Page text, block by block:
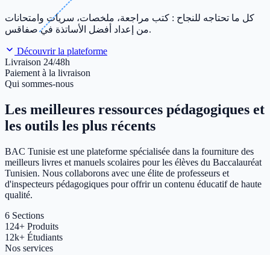
كل ما تحتاجه للنجاح : كتب مراجعة، ملخصات، سريات وامتحانات
من إعداد أفضل الأساتذة في صفاقس.
Découvrir la plateforme
Livraison 24/48h
Paiement à la livraison
Qui sommes-nous
Les meilleures ressources pédagogiques et
les outils les plus récents
BAC Tunisie est une plateforme spécialisée dans la fourniture des
meilleurs livres et manuels scolaires pour les élèves du Baccalauréat
Tunisien. Nous collaborons avec une élite de professeurs et
d'inspecteurs pédagogiques pour offrir un contenu éducatif de haute
qualité.
6 Sections
124+ Produits
12k+ Étudiants
Nos services